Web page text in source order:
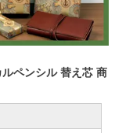
ペンシル 替え芯 商